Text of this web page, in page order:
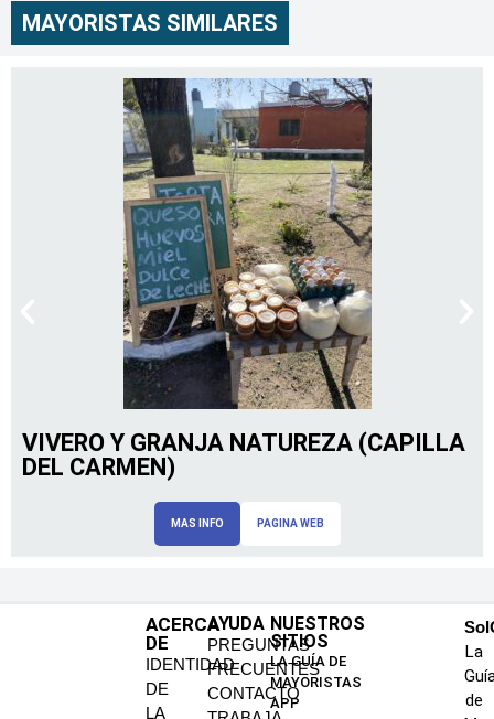
MAYORISTAS SIMILARES
VIVERO Y GRANJA NATUREZA (CAPILLA
DEL CARMEN)
MAS INFO PAGINA WEB
ACERCA
DE
IDENTIDAD
DE
LA
AYUDA
PREGUNTAS
FRECUENTES
CONTACTO
NUESTROS
SITIOS
LA GUÍA DE
MAYORISTAS
APP
La
de